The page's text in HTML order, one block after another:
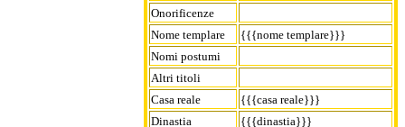
Onorificenze
Nome templare
{{{nome templare}}}
Nomi postumi
Altri titoli
Casa reale
{{{casa reale}}}
Dinastia
{{{dinastia}}}